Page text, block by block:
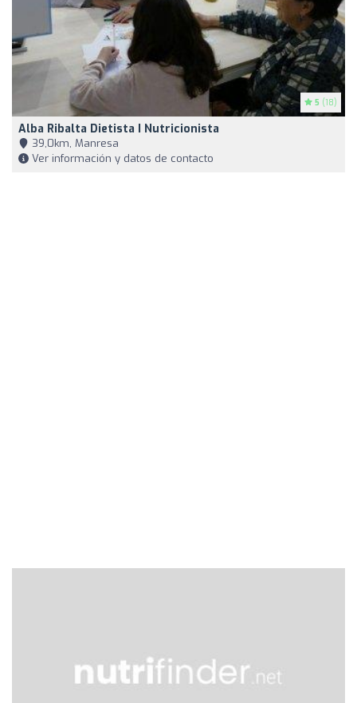
5 (18)
Alba Ribalta Dietista I Nutricionista
39,0km, Manresa
Ver información y datos de contacto